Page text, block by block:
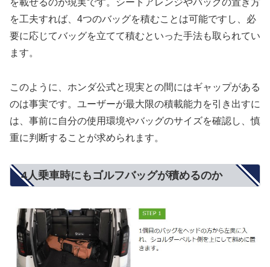
を載せるのが現実です。シートアレンジやバッグの置き方
を工夫すれば、4つのバッグを積むことは可能ですし、必
要に応じてバッグを立てて積むといった手法も取られてい
ます。
このように、ホンダ公式と現実との間にはギャップがある
のは事実です。ユーザーが最大限の積載能力を引き出すに
は、事前に自分の使用環境やバッグのサイズを確認し、慎
重に判断することが求められます。
4人乗車時にもゴルフバッグが積めるのか